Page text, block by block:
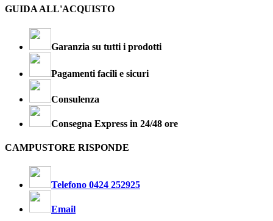
GUIDA ALL'ACQUISTO
Garanzia su tutti i prodotti
Pagamenti facili e sicuri
Consulenza
Consegna Express in 24/48 ore
CAMPUSTORE RISPONDE
Telefono 0424 252925
Email